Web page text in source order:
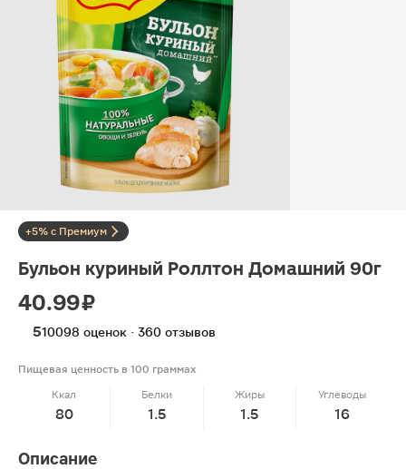
+5% с Премиум
Бульон куриный Роллтон Домашний 90г
40.99 ₽
510098 оценок · 360 отзывов
Пищевая ценность в 100 граммах
Ккал
80
Белки
1.5
Жиры
1.5
Углеводы
16
Описание